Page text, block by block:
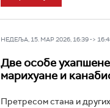
НЕДЕЉА, 15. МАР 2026, 16:39 ->
Две особе
марихуане и
Претресом стана и